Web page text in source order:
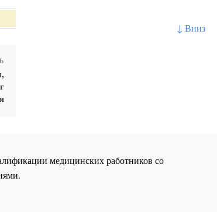
↓ Вниз
медицинских работников со